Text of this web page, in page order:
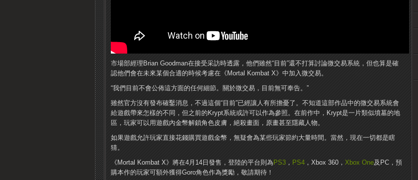
市場部經理Brian Goodman在接受采訪時透露，他們雖然“目前”還不打算討論微交易系統，但也算是確
認他們會在未來某個合適的時候考慮在《Mortal Kombat X》中加入微交易。
“我們目前不會公佈這方面的任何細節。關於微交易，目前無可奉告。”
雖然官方沒有發布確鑿消息，不過這個“目前”已經讓人有所擔憂了。不知道這部作品中的微交易系統會
給遊戲帶來怎樣的不同，但之前的Krypt系統或許可以作為參照。在前作中，Krypt是一片類似墳墓的地
區，玩家可以用遊​​戲內金幣解鎖角色皮膚，絕殺畫面，原畫甚至隱藏人物。
如果遊戲允許玩家直接花錢購買遊戲金幣，無疑會為某些玩家節約大量時間。當然，現在一切都是瞎
猜。
《Mortal Kombat X》將在4月14日發售，登陸的平台則為 PS3 ， PS4 ，Xbox 360， Xbox One及PC，預
購本作的玩家可額外獲得Goro角色作為獎勵，敬請期待！